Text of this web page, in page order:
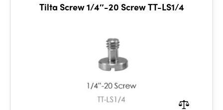
Tilta Screw 1/4″-20 Screw TT-LS1/4